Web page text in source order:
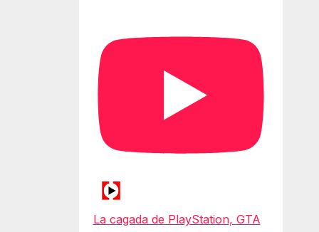
La cagada de PlayStation, GTA